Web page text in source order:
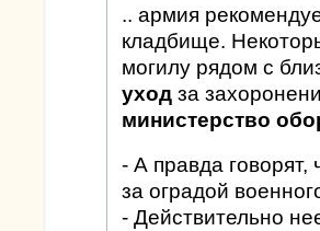
.. армия
кладбище.
могилу рядом с
уход за
министерство
- А правда говорят,
за оградой
- Действительно